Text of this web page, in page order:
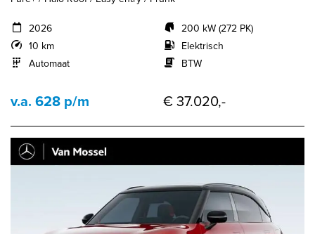
2026
10 km
Automaat
200 kW (272 PK)
Elektrisch
BTW
v.a. 628 p/m € 37.020,-